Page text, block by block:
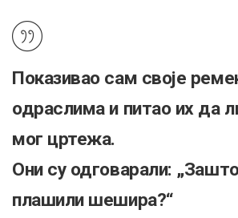
Показивао сам своје
одраслима и питао их да
мог цртежа.
Они су одговарали:
плашили шешира?“